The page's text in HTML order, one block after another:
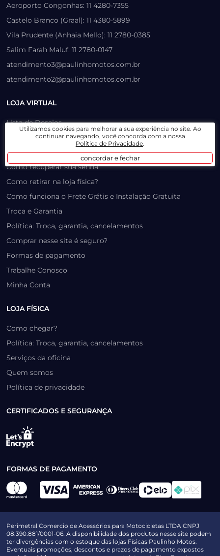
Aeroporto Congonhas: 11 4280-7355
Castelo Branco (Graal): 11 4380-5899
Vila Prudente (Anhaia Mello): 11 2780-0385
Salim Farah Maluf: 11 2780-0147
atendimento3@paulinhomotos.com.br
atendimento2@paulinhomotos.com.br
LOJA VIRTUAL
Lista de Desejos
Prazo, Rastreio e Transporte
Dúvidas Frequentes / Produtos Outlet
Como recuperar sua senha
Como retirar na loja física?
Como funciona o Frete Grátis e Instalação Gratuita
Troca e Garantia
Política: Troca, garantia, cancelamentos
Comprar nesse site é seguro?
Formas de pagamento
Trabalhe Conosco
Minha Conta
LOJA FÍSICA
Como chegar?
Política: Troca, garantia, cancelamentos
Serviços da oficina
Quem somos
Política de privacidade
CERTIFICADOS E SEGURANÇA
FORMAS DE PAGAMENTO
Perimetral Comercio de Acessórios para Motocicletas LTDA CNPJ
08.390.881/0001-06. A disponibilidade dos produtos nesse site podem
ter divergências com o estoque das lojas Físicas Paulinho Motos.
Eventuais promoções, descontos e prazos de pagamento expostos
Utilizamos cookies para melhorar a sua experiência no site. Ao
continuar navegando, você concorda com a nossa
Política de Privacidade.
concordar e fechar